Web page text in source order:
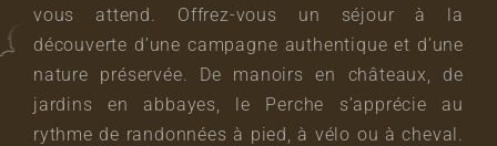
vous attend. Offrez-vous un séjour à la
découverte d’une campagne authentique et d’une
nature préservée. De manoirs en châteaux, de
jardins en abbayes, le Perche s’apprécie au
rythme de randonnées à pied, à vélo ou à cheval.